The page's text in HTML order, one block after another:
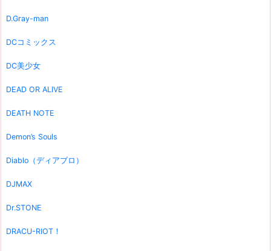
D.Gray-man
DCコミックス
DC美少女
DEAD OR ALIVE
DEATH NOTE
Demon’s Souls
Diablo（ディアブロ）
DJMAX
Dr.STONE
DRACU-RIOT！